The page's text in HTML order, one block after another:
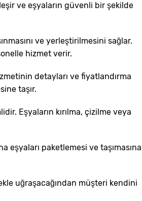
ve eşyaların güvenli bir şekilde
ve yerleştirilmesini sağlar.
hizmet verir.
detayları ve fiyatlandırma
taşır.
Eşyaların kırılma, çizilme veya
eşyaları paketlemesi ve taşımasına
uğraşacağından müşteri kendini